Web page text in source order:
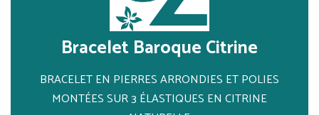
Bracelet Baroque Citrine
BRACELET EN PIERRES ARRONDIES ET POLIES
MONTÉES SUR 3 ÉLASTIQUES EN CITRINE